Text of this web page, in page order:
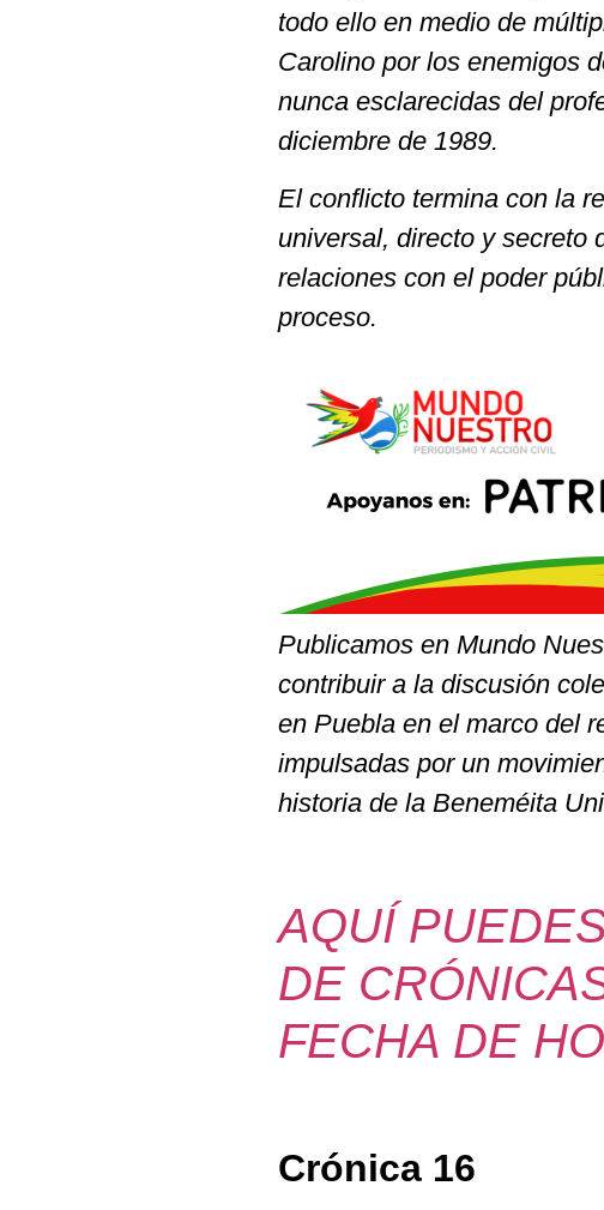
todo ello en medio de
Carolino por los enemigos
nunca esclarecidas del
diciembre de 1989.
El conflicto termina con la
universal, directo y secreto
relaciones con el poder
proceso.
Publicamos en Mundo
contribuir a la discusión
en Puebla en el marco del
impulsadas por un
historia de la Beneméita
AQUÍ
DE
FECHA DE
Crónica 16